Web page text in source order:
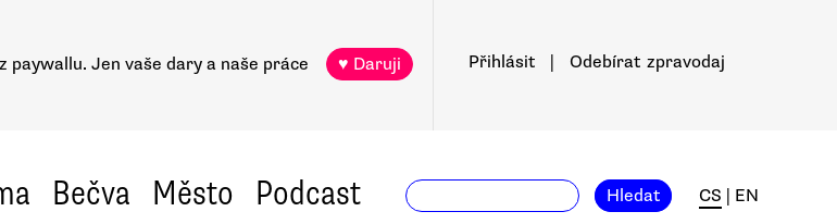
paywallu. Jen vaše dary a naše práce ♥ Daruji Přihlásit Odebírat zpravodaj
Bečva Město Podcast Hledat CS EN